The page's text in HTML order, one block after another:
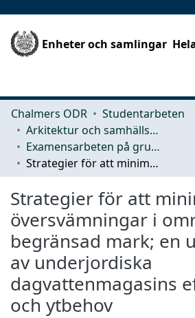
Enheter och samlingar
Chalmers ODR
Studentarbeten
Arkitektur och samhällsbyggnadsteknik (ACE)
Examensarbeten på grundnivå
Strategier för att minimera översvämningar i områden med begränsad mark; en utvärdering av underjordiska dagvattenmagasins effektivitet och ytbehov
Strategier för att
översvämningar i
begränsad mark; en
av underjordiska
dagvattenmagasins
och ytbehov